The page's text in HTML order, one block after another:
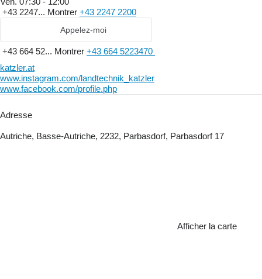
+43 2247... Montrer +43 2247 2200
Appelez-moi
+43 664 52... Montrer +43 664 5223470
katzler.at
www.instagram.com/landtechnik_katzler
www.facebook.com/profile.php
Adresse
Autriche, Basse-Autriche, 2232, Parbasdorf, Parbasdorf 17
Afficher la carte